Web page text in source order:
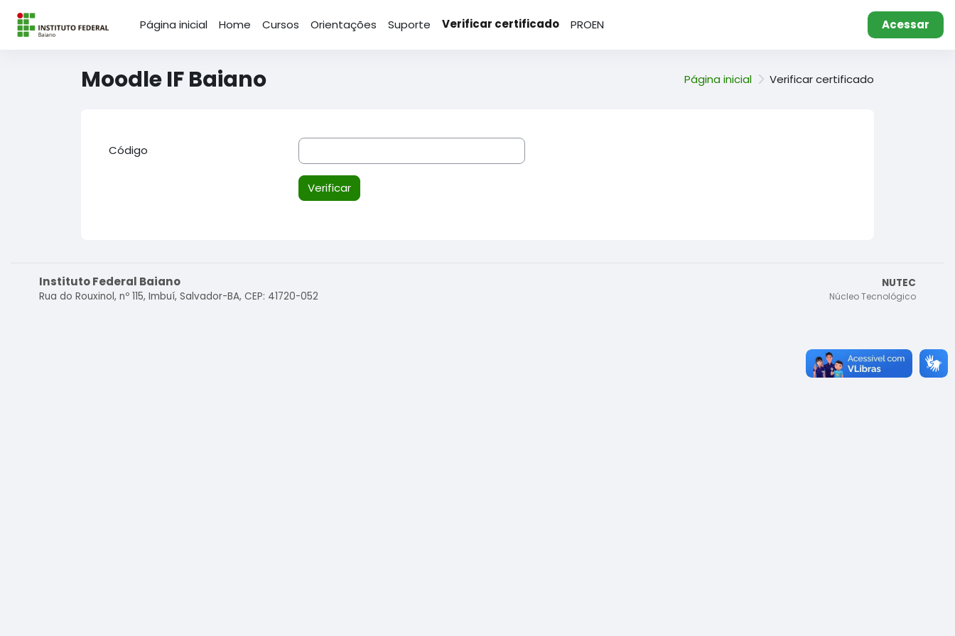
Página inicial
Home Cursos Orientações Suporte Verificar certificado PROEN Acessar
Moodle IF Baiano Página inicial Verificar certificado
Código
Instituto Federal Baiano
Rua do Rouxinol, nº 115, Imbuí, Salvador-BA, CEP: 41720-052
NUTEC
Núcleo Tecnológico